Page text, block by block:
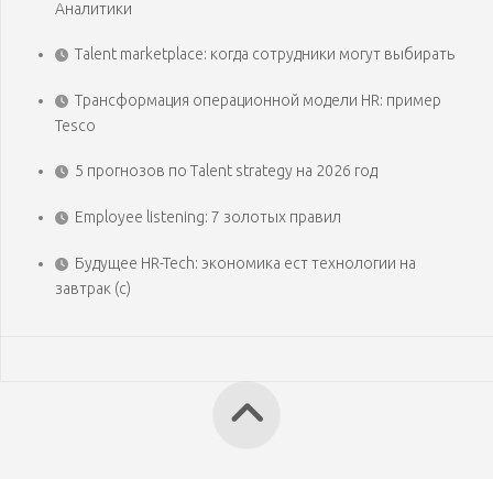
Аналитики
Talent marketplace: когда сотрудники могут выбирать
Трансформация операционной модели HR: пример
Tesco
5 прогнозов по Talent strategy на 2026 год
Employee listening: 7 золотых правил
Будущее HR-Tech: экономика ест технологии на
завтрак (с)